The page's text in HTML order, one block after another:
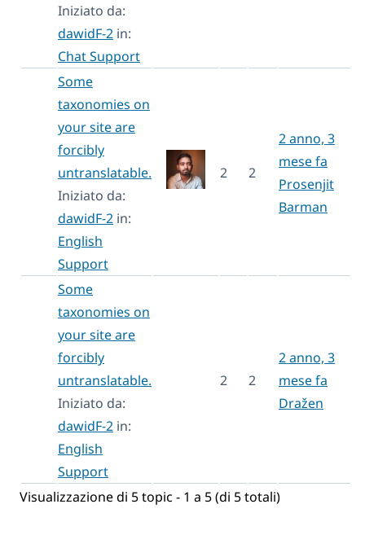
Iniziato da:
dawidF-2 in:
Chat Support
Some
taxonomies on
your site are
forcibly
untranslatable.
Iniziato da:
dawidF-2 in:
English
Support
2 2
2 anno, 3
mese fa
Prosenjit
Barman
Some
taxonomies on
your site are
forcibly
untranslatable.
Iniziato da:
dawidF-2 in:
English
Support
2 2
2 anno, 3
mese fa
Dražen
Visualizzazione di 5 topic - 1 a 5 (di 5 totali)